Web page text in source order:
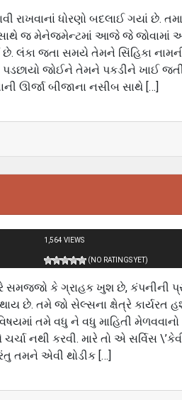
ધોરણો બદલાઈ ગયાં છે.
સાથે જ મેનેજમેન્ટમાં આજે જે
લંકા જતા સમયે તેમને સિંહિકા
પડછાયો જોઈને તેમને પકડીને ખાઈ
ઊર્જા બીજાના નસીબ સાથે […]
1,564 VIEWS
(NO RATINGS YET)
સમજજો કે ગ્રાહક ખુશ છે, કંપનીની
છે. તમે જો સેલ્સના ક્ષેત્રે કાર્યરત
તમે વધુ ને વધુ માહિતી
નથી કરવી. મારે તો એ સર્વિસ
તમને એવી થોડીક […]